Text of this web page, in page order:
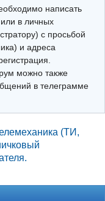
написать
в личных
с просьбой
и адреса
можно также
в телеграмме
(ТИ,